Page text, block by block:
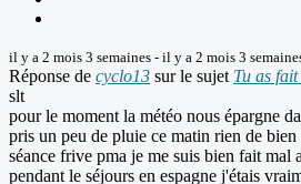
il y a 2 mois 3 semaines - il y a 2 mois 3
Réponse de cyclo13 sur le sujet Tu as
slt
pour le moment la météo nous épargne
pris un peu de pluie ce matin rien de
séance frive pma je me suis bien fait mal
pendant le séjours en espagne j'étais